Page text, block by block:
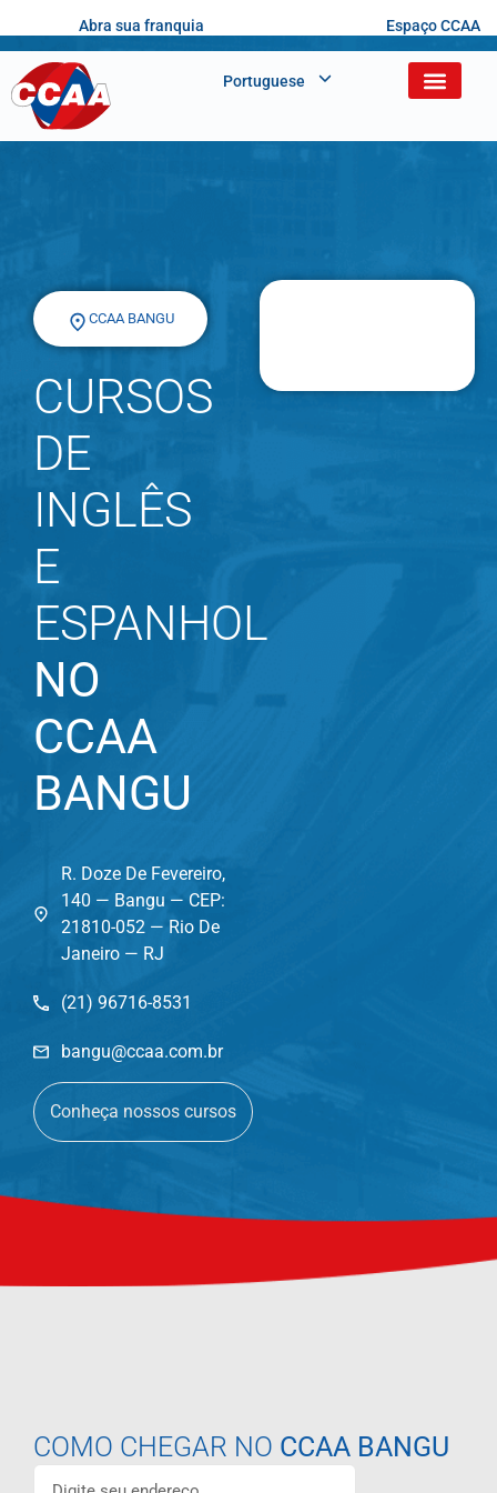
Abra sua franquia Espaço CCAA
Portuguese
CCAA BANGU
CURSOS
DE
INGLÊS
E
ESPANHOL
NO
CCAA
BANGU
R. Doze De Fevereiro,
140 — Bangu — CEP:
21810-052 — Rio De
Janeiro — RJ
(21) 96716-8531
bangu@ccaa.com.br
Conheça nossos cursos
COMO CHEGAR NO CCAA BANGU